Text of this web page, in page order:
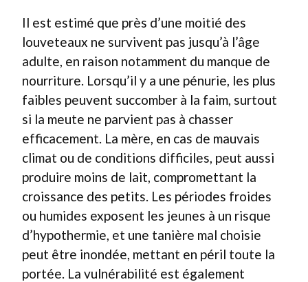
Il est estimé que près d’une moitié des
louveteaux ne survivent pas jusqu’à l’âge
adulte, en raison notamment du manque de
nourriture. Lorsqu’il y a une pénurie, les plus
faibles peuvent succomber à la faim, surtout
si la meute ne parvient pas à chasser
efficacement. La mère, en cas de mauvais
climat ou de conditions difficiles, peut aussi
produire moins de lait, compromettant la
croissance des petits. Les périodes froides
ou humides exposent les jeunes à un risque
d’hypothermie, et une tanière mal choisie
peut être inondée, mettant en péril toute la
portée. La vulnérabilité est également